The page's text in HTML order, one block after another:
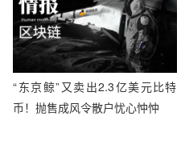
“东京鲸”又卖出2.3亿美元比特
币！抛售成风令散户忧心忡忡